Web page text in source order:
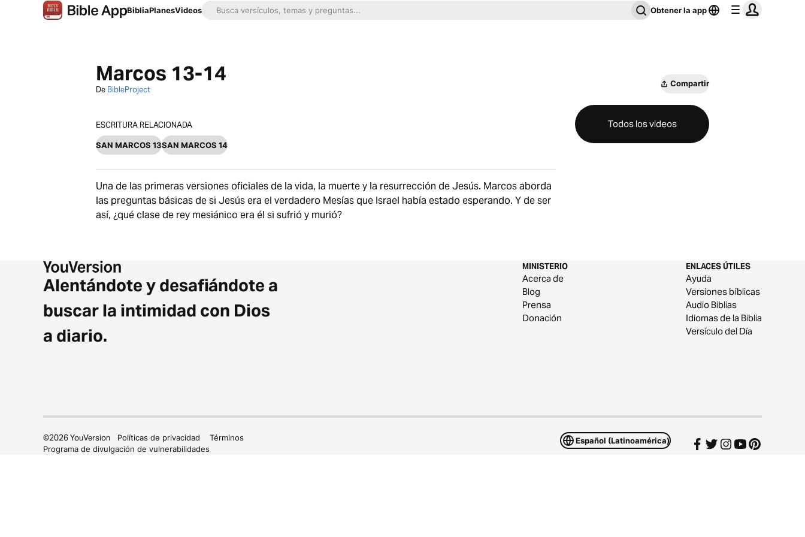
BibliaPlanesVideos Obtener la app
Marcos 13-14
De BibleProject
Compartir
ESCRITURA RELACIONADA
SAN MARCOS 13SAN MARCOS 14
Una de las primeras versiones oficiales de la vida, la muerte y la resurrección de Jesús. Marcos aborda
las preguntas básicas de si Jesús era el verdadero Mesías que Israel había estado esperando. Y de ser
así, ¿qué clase de rey mesiánico era él si sufrió y murió?
Todos los videos
Alentándote y desafiándote a
buscar la intimidad con Dios
a diario.
MINISTERIO
Acerca de
Blog
Prensa
Donación
ENLACES ÚTILES
Ayuda
Versiones bíblicas
Audio Biblias
Idiomas de la Biblia
Versículo del Día
Español (Latinoamérica)
©2026YouVersion Políticas de privacidad
Términos
Programa de divulgación de vulnerabilidades